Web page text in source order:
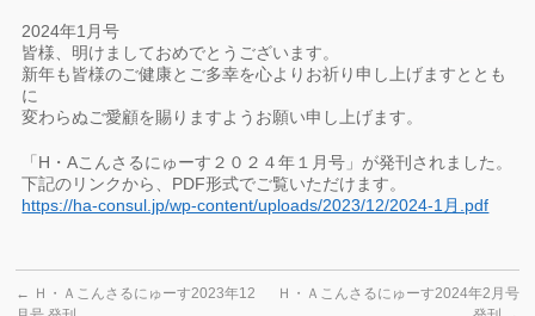
2024年1月号
皆様、明けましておめでとうございます。
新年も皆様のご健康とご多幸を心よりお祈り申し上げますととも
に
変わらぬご愛顧を賜りますようお願い申し上げます。
「H・Aこんさるにゅーす２０２４年１月号」が発刊されました。
下記のリンクから、PDF形式でご覧いただけます。
https://ha-consul.jp/wp-content/uploads/2023/12/2024-1月.pdf
← Ｈ・Ａこんさるにゅーす2023年12
Ｈ・Ａこんさるにゅーす2024年2月号